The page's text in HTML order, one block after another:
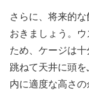
さらに、将来的
おきましょう。
ため、ケージは
跳ねて天井に頭
内に適度な高さの